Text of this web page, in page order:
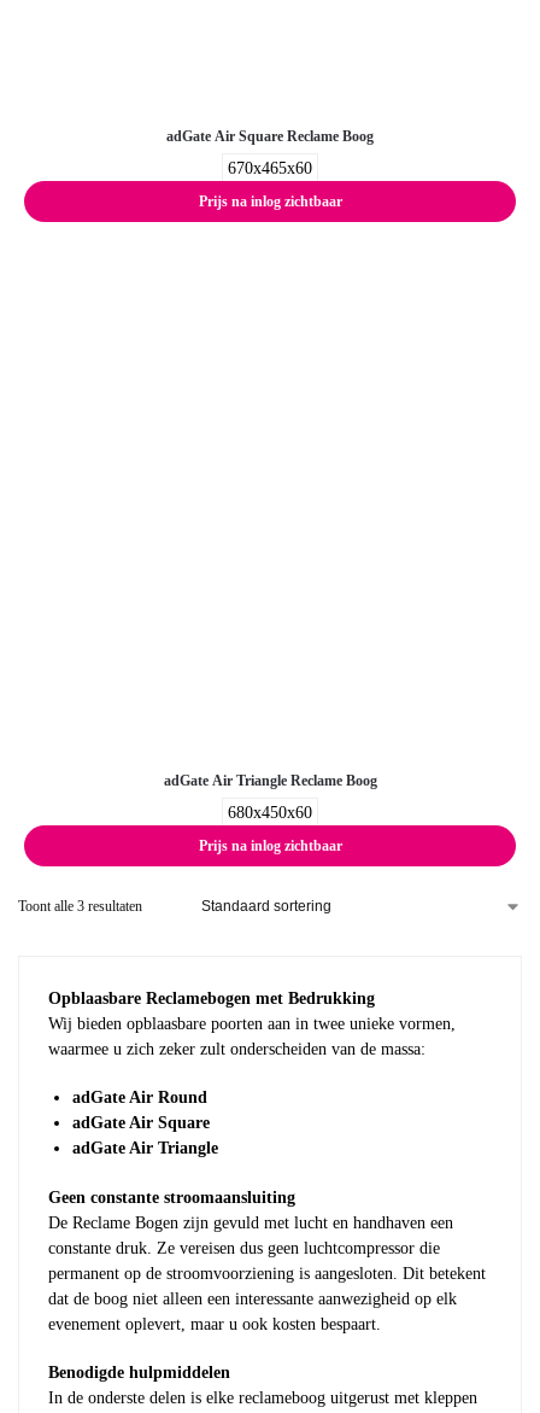
adGate Air Square Reclame Boog
670x465x60
Prijs na inlog zichtbaar
adGate Air Triangle Reclame Boog
680x450x60
Prijs na inlog zichtbaar
Toont alle 3 resultaten
Opblaasbare Reclamebogen met Bedrukking
Wij bieden opblaasbare poorten aan in twee unieke vormen,
waarmee u zich zeker zult onderscheiden van de massa:
adGate Air Round
adGate Air Square
adGate Air Triangle
Geen constante stroomaansluiting
De Reclame Bogen zijn gevuld met lucht en handhaven een
constante druk. Ze vereisen dus geen luchtcompressor die
permanent op de stroomvoorziening is aangesloten. Dit betekent
dat de boog niet alleen een interessante aanwezigheid op elk
evenement oplevert, maar u ook kosten bespaart.
Benodigde hulpmiddelen
In de onderste delen is elke reclameboog uitgerust met kleppen